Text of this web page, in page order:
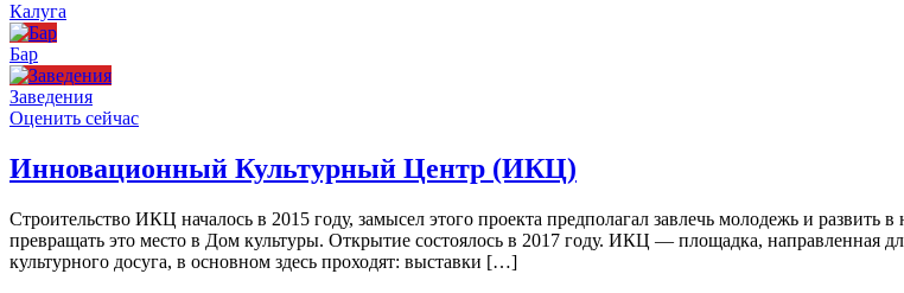
Калуга
Бар
Заведения
Оценить сейчас
Инновационный Культурный Центр (ИКЦ)
Строительство ИКЦ началось в 2015 году, замысел этого проекта предполагал завлечь молодежь и развить
превращать это место в Дом культуры. Открытие состоялось в 2017 году. ИКЦ — площадка, направленная
культурного досуга, в основном здесь проходят: выставки […]